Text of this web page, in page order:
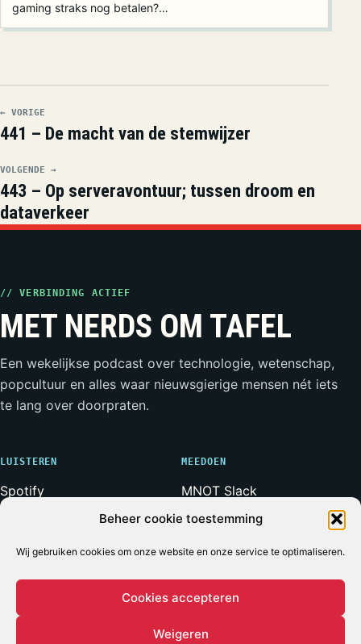
Beheer cookie toestemming
Wij gebruiken cookies om onze website en onze service te optimaliseren.
Cookies accepteren
Weigeren
gaming straks nog betalen?…
← VORIGE
441 – De macht van de stemwijzer
VOLGENDE →
443 – Op serveravontuur; tussen droom en
dataverkeer
// VERBINDING ACTIEF
MET NERDS OM TAFEL
Een wekelijkse podcast over technologie, wetenschap,
popcultuur en alles waar nieuwsgierige mensen nét iets
te lang over doorpraten.
LUISTEREN
Spotify
RSS-feed
MEEDOEN
MNOT Slack
Weerwolven Slack
Adverteren